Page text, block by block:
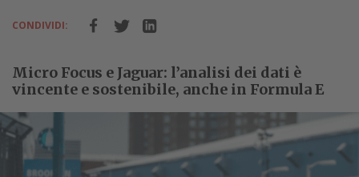
CONDIVIDI:
Micro Focus e Jaguar: l’analisi dei dati è
vincente e sostenibile, anche in Formula E